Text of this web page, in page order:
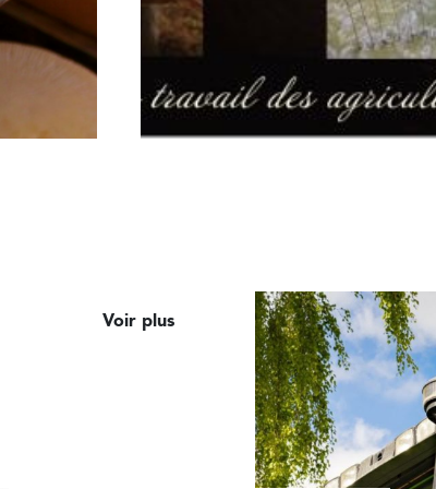
Voir plus